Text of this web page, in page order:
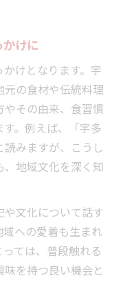
けに
けとなります。宇
の食材や伝統料理
やその由来、食習慣
。例えば、「宇多
みますが、こうし
地域文化を深く知
文化について話す
への愛着も生まれ
ては、普段触れる
を持つ良い機会と